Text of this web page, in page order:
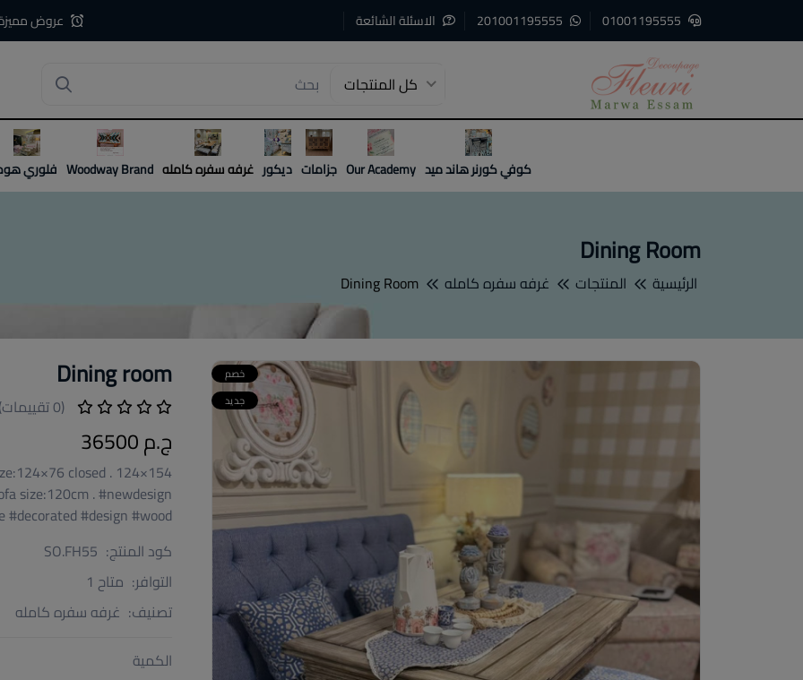
الاسئلة الشائعة عروض
كل المنتجات
1
2
3
4
كوفي كورنر هاند ميد Our Academy جزامات ديكور غرفه سفره كامله Woodway Brand فلوري
Dining Room
الرئيسية المنتجات غرفه سفره كامله Dining Room
خصم
جديد
Dining room
(0 تقييمات)
ج.م 36500
closed . 124×154
size:120cm . #newdesign
#design #wood
كود المنتج: SO.FH55
التوافر: متاح 1
تصنيف: غرفه سفره كامله
الكمية